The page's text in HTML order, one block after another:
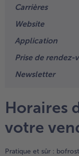
Carrières
Website
Application
Prise de rendez-
Newsletter
Horaires
votre
Pratique et sûr :